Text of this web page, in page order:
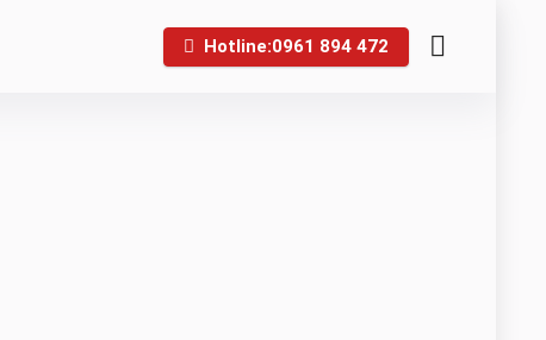
Hotline:0961 894 472